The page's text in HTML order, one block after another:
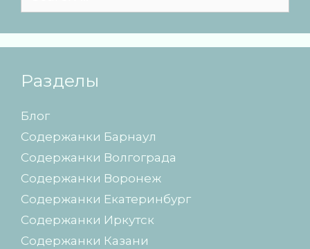
h
f
:
Разделы
Блог
Содержанки Барнаул
Содержанки Волгограда
Содержанки Воронеж
Содержанки Екатеринбург
Содержанки Иркутск
Содержанки Казани